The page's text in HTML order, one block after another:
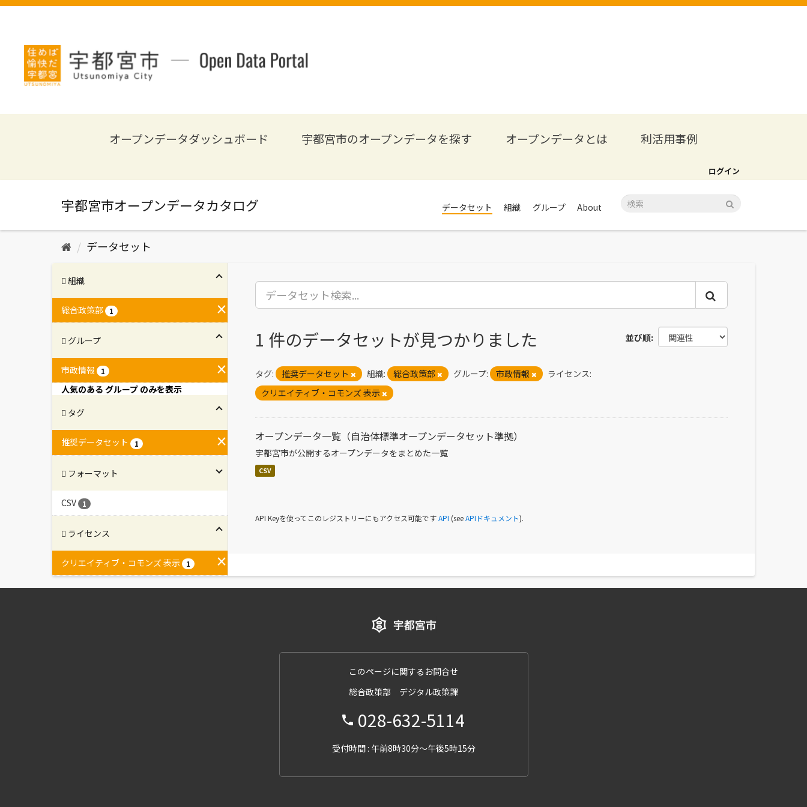
ス
オープンデータダッシュボード 宇都宮市のオープンデータを探す オープンデータとは 利活用事例
ログイン
データセット 組織 グループ About
データセット
組織
総合政策部 1
グループ
市政情報 1
人気のある グループ のみを表示
タグ
推奨データセット 1
フォーマット
CSV 1
ライセンス
クリエイティブ・コモンズ 表示 1
並び順
1 件のデータセットが見つかりました
タグ: 推奨データセット 組織: 総合政策部 グループ: 市政情報
ライセンス:
クリエイティブ・コモンズ 表示
オープンデータ一覧（自治体標準オープンデータセット準拠）
宇都宮市が公開するオープンデータをまとめた一覧
CSV
API Keyを使ってこのレジストリーにもアクセス可能ですAPI (seeAPIドキュメント).
このページに関するお問合せ
総合政策部 デジタル政策課
028-632-5114
受付時間 : 午前8時30分～午後5時15分